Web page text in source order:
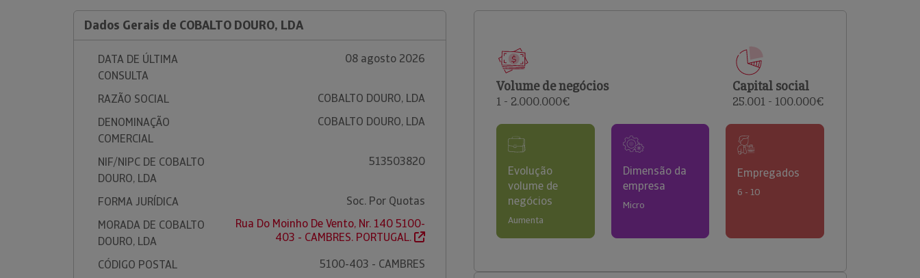
comerciais e analisar o risco de incumprimento dos
Dados Gerais de COBALTO DOURO, LDA
DATA DE ÚLTIMA
CONSULTA
08 agosto 2026
RAZÃO SOCIAL
COBALTO DOURO, LDA
DENOMINAÇÃO
COMERCIAL
COBALTO DOURO, LDA
NIF/NIPC DE COBALTO
DOURO, LDA
513503820
FORMA JURÍDICA
Soc. Por Quotas
MORADA DE COBALTO
DOURO, LDA
Rua Do Moinho De Vento, Nr. 140 5100-
403 - CAMBRES. PORTUGAL.
CÓDIGO POSTAL
5100-403 - CAMBRES
Volume de negócios
1 - 2.000.000€
Capital social
25.001 - 100.000€
Evolução
volume de
negócios
Aumenta
Dimensão da
empresa
Micro
Empregados
6 - 10